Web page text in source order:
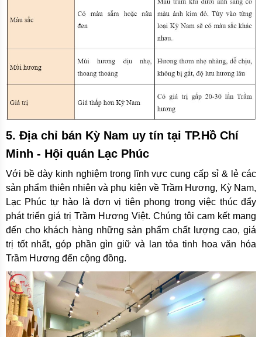
5. Địa chỉ bán Kỳ Nam uy tín tại TP.Hồ Chí
Minh - Hội quán Lạc Phúc
Với bề dày kinh nghiệm trong lĩnh vực cung cấp sỉ & lẻ các
sản phẩm thiên nhiên và phụ kiện về Trầm Hương, Kỳ Nam,
Lạc Phúc tự hào là đơn vị tiên phong trong việc thúc đẩy
phát triển giá trị Trầm Hương Việt. Chúng tôi cam kết mang
đến cho khách hàng những sản phẩm chất lượng cao, giá
trị tốt nhất, góp phần gìn giữ và lan tỏa tinh hoa văn hóa
Trầm Hương đến cộng đồng.